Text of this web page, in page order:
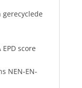
score
NEN-EN-